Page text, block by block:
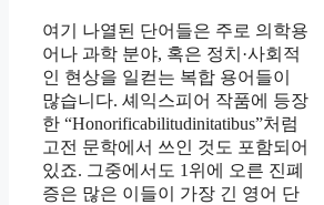
여기 나열된 단어들은 주로 의학용
어나 과학 분야, 혹은 정치·사회적
인 현상을 일컫는 복합 용어들이
많습니다. 셰익스피어 작품에 등장
한 “Honorificabilitudinitatibus”처럼
고전 문학에서 쓰인 것도 포함되어
있죠. 그중에서도 1위에 오른 진폐
증은 많은 이들이 가장 긴 영어 단